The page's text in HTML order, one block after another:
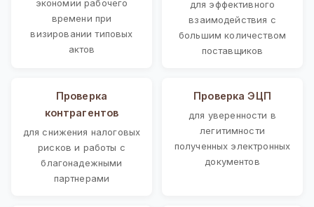
экономии рабочего
времени при
визировании типовых
актов
для эффективного
взаимодействия с
большим количеством
поставщиков
Проверка
контрагентов
для снижения налоговых
рисков и работы с
благонадежными
партнерами
Проверка ЭЦП
для уверенности в
легитимности
полученных электронных
документов